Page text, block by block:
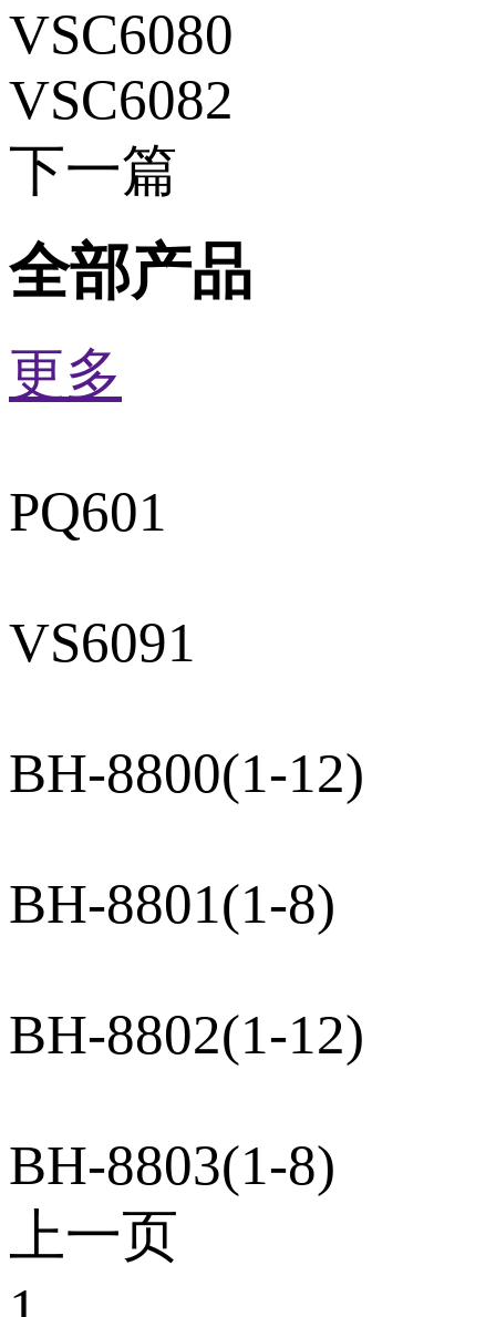
VSC6080
VSC6082
下一篇
全部产品
更多
PQ601
VS6091
BH-8800(1-12)
BH-8801(1-8)
BH-8802(1-12)
BH-8803(1-8)
上一页